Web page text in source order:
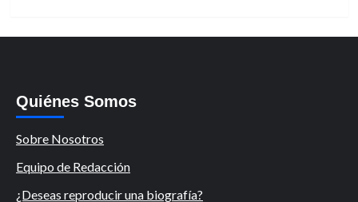
Quiénes Somos
Sobre Nosotros
Equipo de Redacción
¿Deseas reproducir una biografía?